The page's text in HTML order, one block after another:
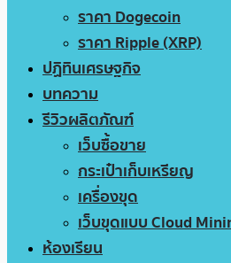
ราคา Dogecoin
ราคา Ripple (XRP)
ปฏิทินเศรษฐกิจ
บทความ
รีวิวผลิตภัณฑ์
เว็บซื้อขาย
กระเป๋าเก็บเหรียญ
เครื่องขุด
เว็บขุดแบบ Cloud
ห้องเรียน